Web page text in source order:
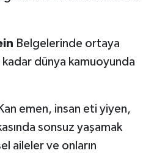
Belgelerinde ortaya
kadar dünya kamuoyunda
emen, insan eti yiyen,
sonsuz yaşamak
aileler ve onların